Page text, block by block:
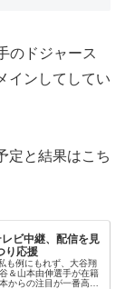
のドジャース
インしてしてい
定と結果はこち
ビ中継、配信を見
り応援
も例にもれず、大谷翔
＆山本由伸選手が在籍
からの注目が一番高い